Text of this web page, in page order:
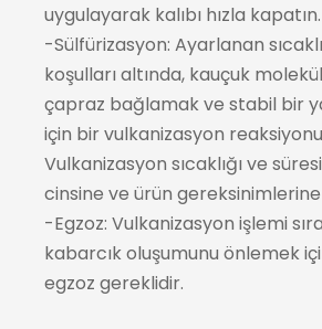
uygulayarak kalıbı hızla kapatın.
-Sülfürizasyon: Ayarlanan
koşulları altında, kauçuk
çapraz bağlamak ve stabil bir
için bir vulkanizasyon
Vulkanizasyon sıcaklığı ve
cinsine ve ürün
-Egzoz: Vulkanizasyon işlemi
kabarcık oluşumunu önlemek
egzoz gereklidir.